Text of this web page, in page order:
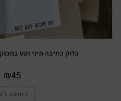
בלוק כתיבה מיני ועט
₪45
הוספה